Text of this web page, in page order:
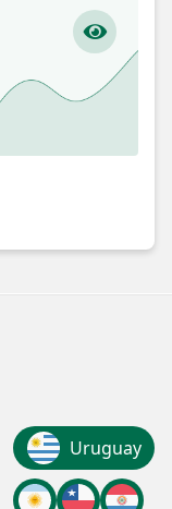
Uruguay